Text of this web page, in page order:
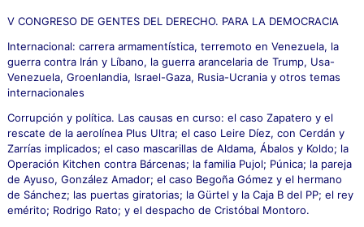
p
r
:
V CONGRESO DE GENTES DEL DERECHO. PARA LA DEMOCRACIA
Internacional: carrera armamentística, terremoto en Venezuela, la
guerra contra Irán y Líbano, la guerra arancelaria de Trump, Usa-
Venezuela, Groenlandia, Israel-Gaza, Rusia-Ucrania y otros temas
internacionales
Corrupción y política. Las causas en curso: el caso Zapatero y el
rescate de la aerolínea Plus Ultra; el caso Leire Díez, con Cerdán y
Zarrías implicados; el caso mascarillas de Aldama, Ábalos y Koldo; la
Operación Kitchen contra Bárcenas; la familia Pujol; Púnica; la pareja
de Ayuso, González Amador; el caso Begoña Gómez y el hermano
de Sánchez; las puertas giratorias; la Gürtel y la Caja B del PP; el rey
emérito; Rodrigo Rato; y el despacho de Cristóbal Montoro.